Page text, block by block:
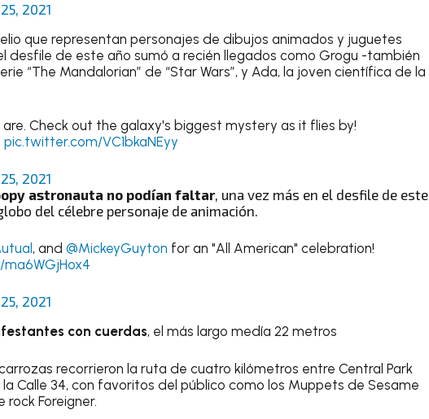
2021
que representan personajes de dibujos animados y juguetes
desfile de este año sumó a recién llegados como Grogu -también
“The Mandalorian” de “Star Wars”, y Ada, la joven científica de la
Check out the galaxy's biggest mystery as it flies by!
pic.twitter.com/VC1bkaNEyy
2021
astronauta no podían faltar, una vez más en el desfile de este
del célebre personaje de animación.
, and @MickeyGuyton for an "All American" celebration!
2021
con cuerdas, el más largo medía 22 metros
recorrieron la ruta de cuatro kilómetros entre Central Park
Calle 34, con favoritos del público como los Muppets de Sesame
Foreigner.